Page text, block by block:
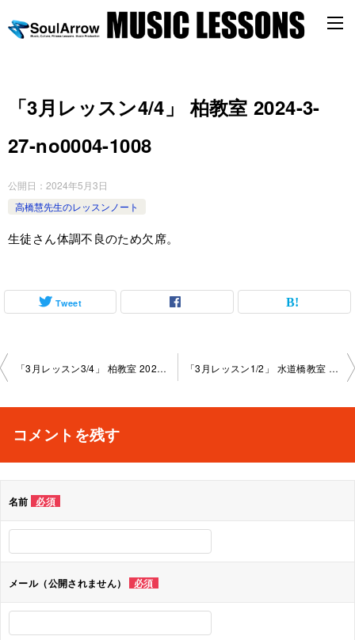
「3月レッスン4/4」 柏教室 2024-3-
27-no0004-1008
公開日： 2024年5月3日
高橋慧先生のレッスンノート
生徒さん体調不良のため欠席。
Tweet
投
ビ
シ
ョ
ン
「3月レッスン3/4」 柏教室 2024-3-27-no0004-1008 「3月レッスン1/2」 水道橋教室 2024-3-28-no0004-1006
コメントを残す
名前 必須
メール（公開されません） 必須